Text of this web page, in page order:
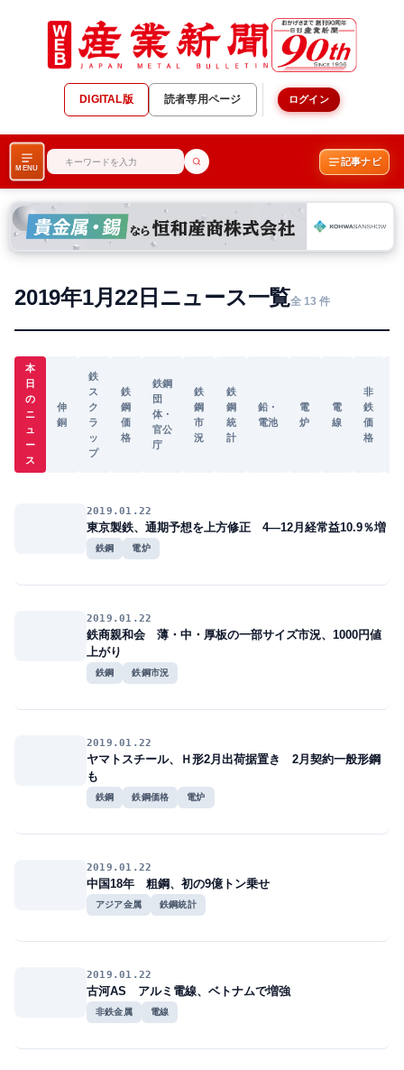
DIGITAL版 読者専用ページ ログイン
MENU
記事ナビ
2019年1月22日ニュース一覧全 13 件
本
日
の
ニ
ュ
ー
ス
伸
銅
鉄
ス
ク
ラ
ッ
プ
鉄
鋼
価
格
鉄鋼
団
体・
官公
庁
鉄
鋼
市
況
鉄
鋼
統
計
鉛・
電池
電
炉
電
線
非
鉄
価
格
2019.01.22
東京製鉄、通期予想を上方修正 4―12月経常益10.9％増
鉄鋼 電炉
2019.01.22
鉄商親和会 薄・中・厚板の一部サイズ市況、1000円値
上がり
鉄鋼 鉄鋼市況
2019.01.22
ヤマトスチール、Ｈ形2月出荷据置き 2月契約一般形鋼
も
鉄鋼 鉄鋼価格 電炉
2019.01.22
中国18年 粗鋼、初の9億トン乗せ
アジア金属 鉄鋼統計
2019.01.22
古河AS アルミ電線、ベトナムで増強
非鉄金属 電線